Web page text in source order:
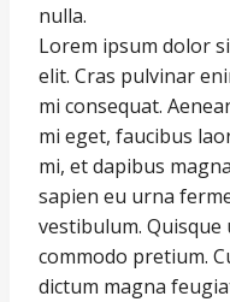
nulla.
Lorem ipsum dolor
elit. Cras pulvinar
mi consequat.
mi eget, faucibus
mi, et dapibus
sapien eu urna
vestibulum.
commodo pretium.
dictum magna